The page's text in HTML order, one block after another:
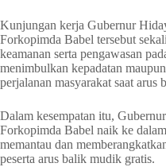
Kunjungan kerja Gubernur
Forkopimda Babel tersebut
keamanan serta pengawasan
menimbulkan kepadatan
perjalanan masyarakat saat arus
Dalam kesempatan itu,
Forkopimda Babel naik ke
memantau dan
peserta arus balik mudik gratis.